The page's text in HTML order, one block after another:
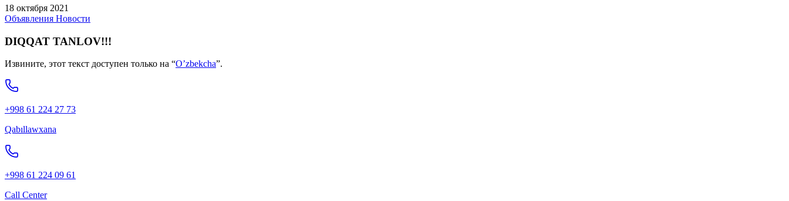
18 октября 2021
Объявления Новости
DIQQAT TANLOV!!!
Извините, этот текст доступен только на “O’zbekcha”.
+998 61 224 27 73
Qabıllawxana
+998 61 224 09 61
Call Center